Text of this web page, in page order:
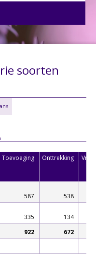
soorten
Toevoeging Onttrekking
587
538
335
134
922 672